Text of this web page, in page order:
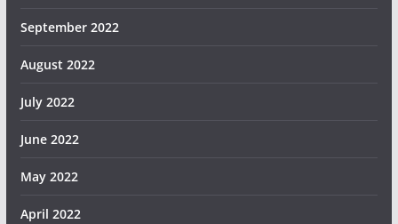
September 2022
August 2022
July 2022
June 2022
May 2022
April 2022